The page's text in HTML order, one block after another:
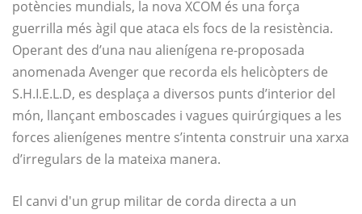
potències mundials, la nova XCOM és una força
guerrilla més àgil que ataca els focs de la resistència.
Operant des d’una nau alienígena re-proposada
anomenada Avenger que recorda els helicòpters de
S.H.I.E.L.D, es desplaça a diversos punts d’interior del
món, llançant emboscades i vagues quirúrgiques a les
forces alienígenes mentre s’intenta construir una xarxa
d’irregulars de la mateixa manera.
El canvi d'un grup militar de corda directa a un